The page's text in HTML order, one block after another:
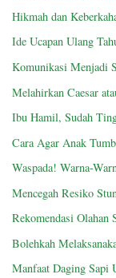
Hikmah dan
Ide Ucapan Ulang
Komunikasi Menjadi
Melahirkan Caesar
Ibu Hamil, Sudah
Cara Agar Anak
Waspada! Warna-
Mencegah Resiko
Rekomendasi Olahan
Bolehkah
Manfaat Daging Sapi